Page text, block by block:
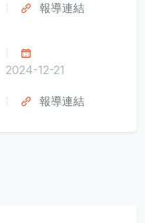
報導連結
2024-12-21
報導連結